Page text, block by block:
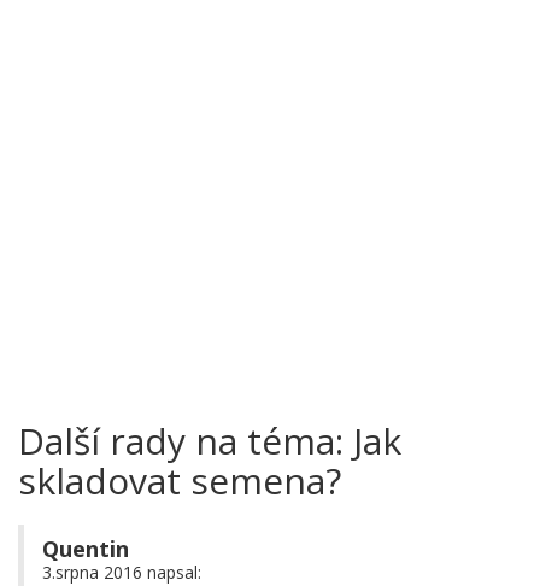
Další rady na téma: Jak
skladovat semena?
Quentin
3.srpna 2016 napsal: